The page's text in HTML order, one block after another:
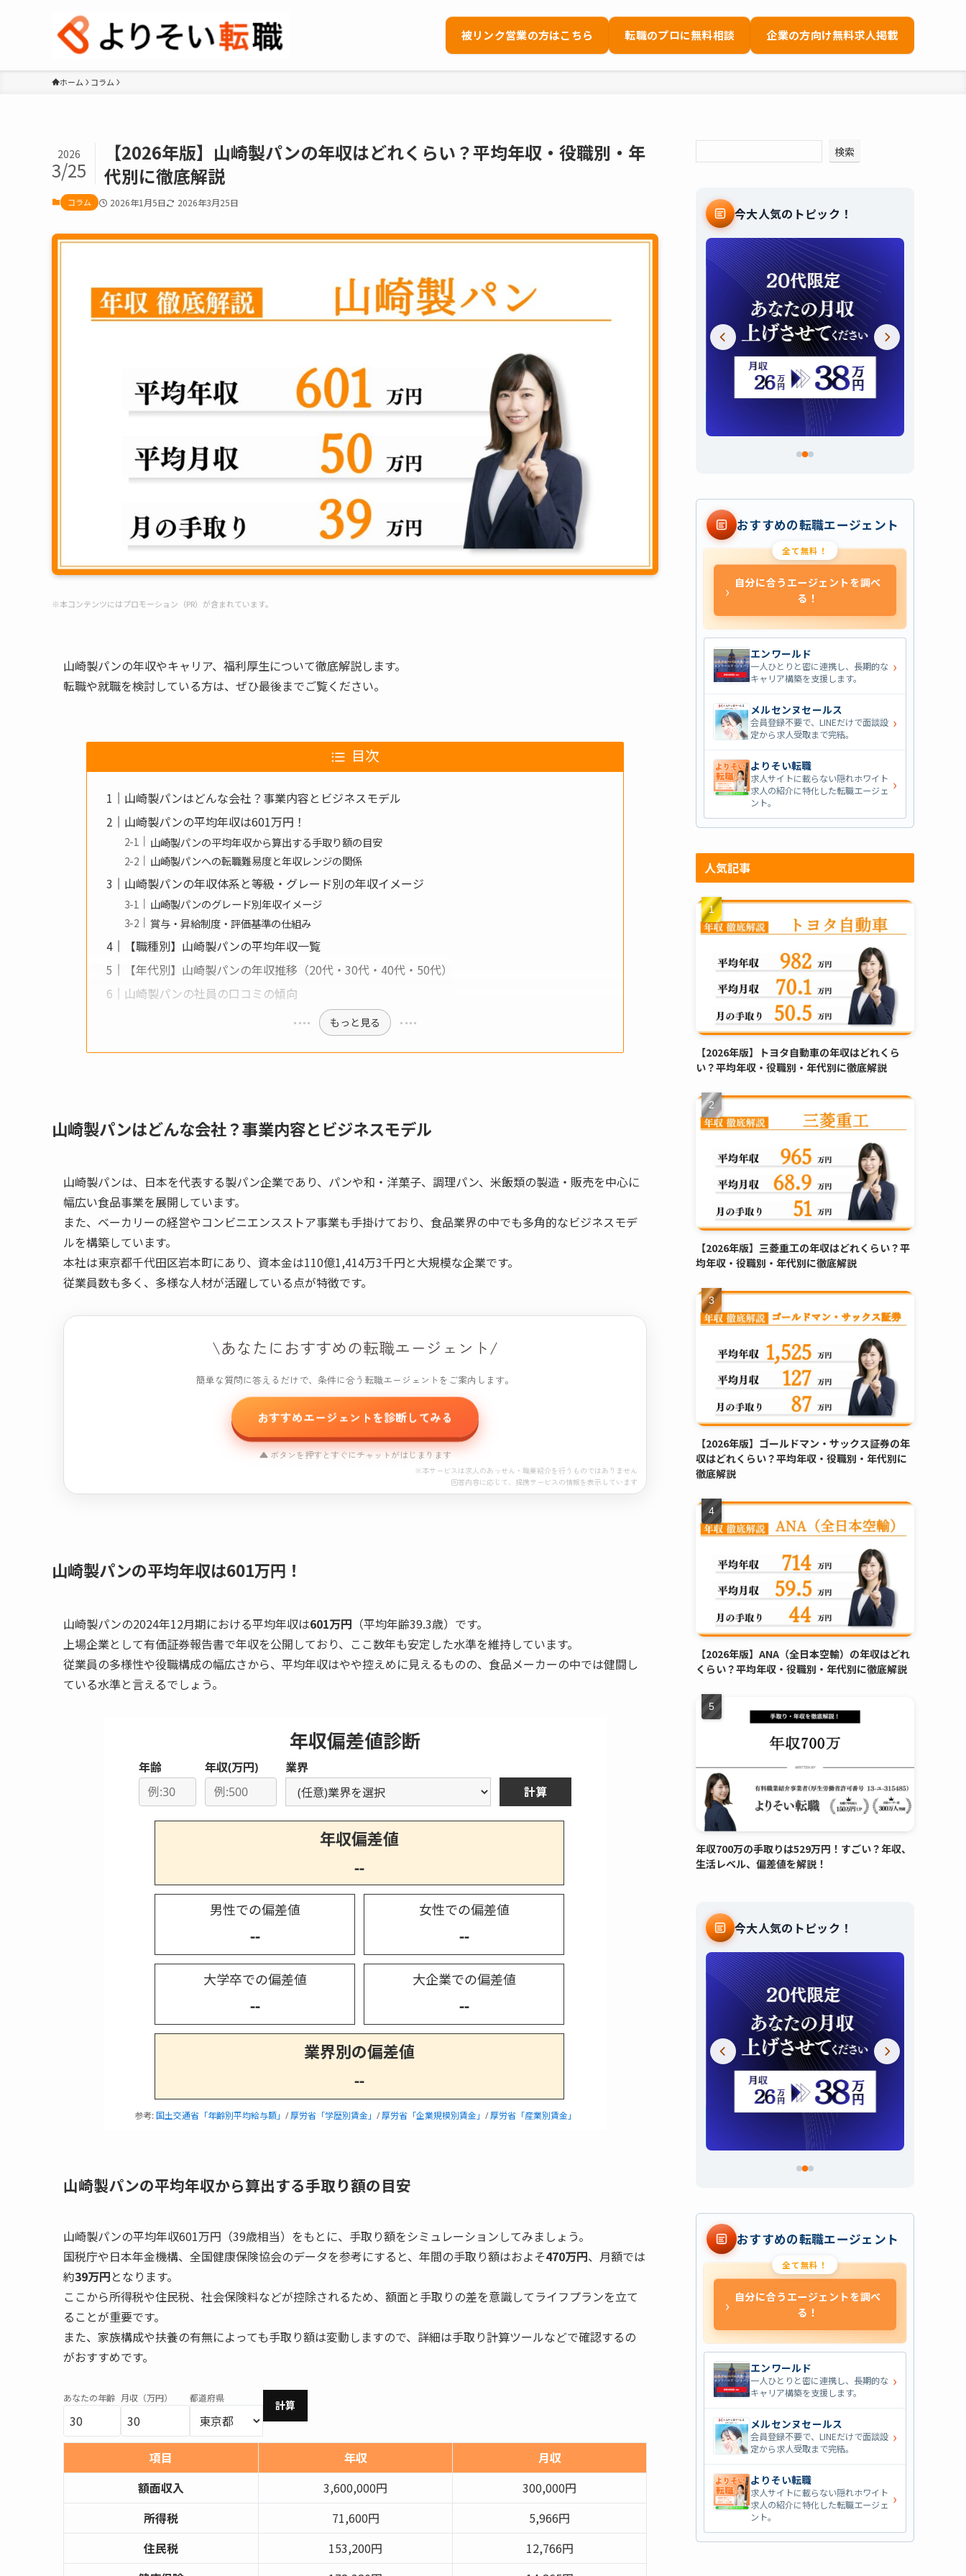
被リンク営業の方はこちら 転職のプロに無料相談 企業の方向け無料求人掲載
ホーム コラム
【2026年版】山崎製パンの年収はどれくらい？平均年収・役職別・年
代別に徹底解説
2026
3/25
コラム 2026年1月5日 2026年3月25日
※本コンテンツにはプロモーション（PR）が含まれています。
山崎製パンの年収やキャリア、福利厚生について徹底解説します。
転職や就職を検討している方は、ぜひ最後までご覧ください。
目次
山崎製パンはどんな会社？事業内容とビジネスモデル
山崎製パンの平均年収は601万円！
山崎製パンの平均年収から算出する手取り額の目安
山崎製パンへの転職難易度と年収レンジの関係
山崎製パンの年収体系と等級・グレード別の年収イメージ
山崎製パンのグレード別年収イメージ
賞与・昇給制度・評価基準の仕組み
【職種別】山崎製パンの平均年収一覧
【年代別】山崎製パンの年収推移（20代・30代・40代・50代）
山崎製パンの社員の口コミの傾向
もっと見る
山崎製パンはどんな会社？事業内容とビジネスモデル
山崎製パンは、日本を代表する製パン企業であり、パンや和・洋菓子、調理パン、米飯類の製造・販売を中心に
幅広い食品事業を展開しています。
また、ベーカリーの経営やコンビニエンスストア事業も手掛けており、食品業界の中でも多角的なビジネスモデ
ルを構築しています。
本社は東京都千代田区岩本町にあり、資本金は110億1,414万3千円と大規模な企業です。
従業員数も多く、多様な人材が活躍している点が特徴です。
\あなたにおすすめの転職エージェント/
簡単な質問に答えるだけで、条件に合う転職エージェントをご案内します。
おすすめエージェントを診断してみる
▲ ボタンを押すとすぐにチャットがはじまります
※本サービスは求人のあっせん・職業紹介を行うものではありません
回答内容に応じて、提携サービスの情報を表示しています
※本サービスは求人のあっせん・職業紹介を行うものではありません
山崎製パンの平均年収は601万円！
山崎製パンの2024年12月期における平均年収は601万円 （平均年齢39.3歳）です。
上場企業として有価証券報告書で年収を公開しており、ここ数年も安定した水準を維持しています。
従業員の多様性や役職構成の幅広さから、平均年収はやや控えめに見えるものの、食品メーカーの中では健闘し
ている水準と言えるでしょう。
年収偏差値診断
年齢 年収(万円)
業界
計算
年収偏差値
--
男性での偏差値
--
女性での偏差値
--
大学卒での偏差値
--
大企業での偏差値
--
業界別の偏差値
--
参考:国土交通省「年齢別平均給与額」 /厚労省「学歴別賃金」 /厚労省「企業規模別賃金」 /厚労省「産業別賃金」
山崎製パンの平均年収から算出する手取り額の目安
山崎製パンの平均年収601万円（39歳相当）をもとに、手取り額をシミュレーションしてみましょう。
国税庁や日本年金機構、全国健康保険協会のデータを参考にすると、年間の手取り額はおよそ470万円、月額では
約39万円となります。
ここから所得税や住民税、社会保険料などが控除されるため、額面と手取りの差を意識してライフプランを立て
ることが重要です。
また、家族構成や扶養の有無によっても手取り額は変動しますので、詳細は手取り計算ツールなどで確認するの
がおすすめです。
あなたの年齢 月収（万円） 都道府県
計算
項目 年収
月収
額面収入
3,600,000円
300,000円
所得税
71,600円
5,966円
住民税
153,200円
12,766円
検索
今大人気のトピック！
おすすめの転職エージェント
全て無料！
› 自分に合うエージェントを調べ
る！
エンワールド
一人ひとりと密に連携し、長期的な
キャリア構築を支援します。
›
メルセンヌセールス
会員登録不要で、LINEだけで面談設
定から求人受取まで完結。
›
よりそい転職
求人サイトに載らない隠れホワイト
求人の紹介に特化した転職エージェ
ント。
›
人気記事
【2026年版】トヨタ自動車の年収はどれくら
い？平均年収・役職別・年代別に徹底解説
【2026年版】三菱重工の年収はどれくらい？平
均年収・役職別・年代別に徹底解説
【2026年版】ゴールドマン・サックス証券の年
収はどれくらい？平均年収・役職別・年代別に
徹底解説
【2026年版】ANA（全日本空輸）の年収はどれ
くらい？平均年収・役職別・年代別に徹底解説
年収700万の手取りは529万円！すごい？年収、
生活レベル、偏差値を解説！
今大人気のトピック！
おすすめの転職エージェント
全て無料！
› 自分に合うエージェントを調べ
る！
エンワールド
一人ひとりと密に連携し、長期的な
キャリア構築を支援します。
›
メルセンヌセールス
会員登録不要で、LINEだけで面談設
定から求人受取まで完結。
›
よりそい転職
求人サイトに載らない隠れホワイト
求人の紹介に特化した転職エージェ
ント。
›